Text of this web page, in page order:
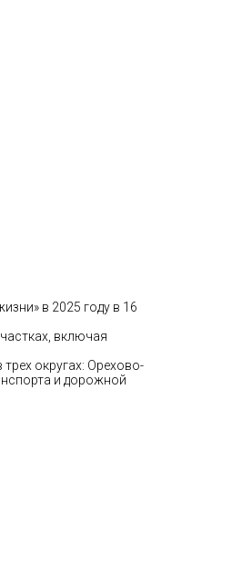
в 2025 году в 16
включая
округах: Орехово-
и дорожной